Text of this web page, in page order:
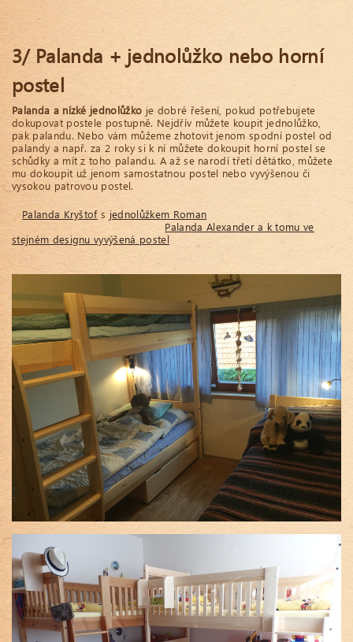
3/ Palanda + jednolůžko nebo horní
postel
Palanda a nízké jednolůžko je dobré řešení, pokud potřebujete
dokupovat postele postupně. Nejdřív můžete koupit jednolůžko,
pak palandu. Nebo vám můžeme zhotovit jenom spodní postel od
palandy a např. za 2 roky si k ní můžete dokoupit horní postel se
schůdky a mít z toho palandu. A až se narodí třetí dětátko, můžete
mu dokoupit už jenom samostatnou postel nebo vyvýšenou či
vysokou patrovou postel.
Palanda Kryštofs jednolůžkem Roman
Palanda Alexander a k tomu ve
stejném designu vyvýšená postel